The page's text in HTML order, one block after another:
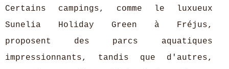
Certains campings, comme le luxueux
Sunelia Holiday Green à Fréjus,
proposent des parcs aquatiques
impressionnants, tandis que d'autres,